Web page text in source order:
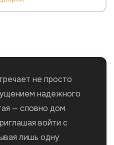
не просто
надежного
— словно дом
войти с
лишь одну